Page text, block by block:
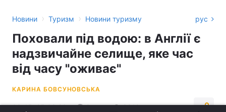
Новини › Туризм › Новини туризму рус
Поховали під водою: в Англії є
надзвичайне селище, яке час
від часу "оживає"
КАРИНА БОВСУНОВСЬКА
03:45, 25.03.26 3 хв. 3310